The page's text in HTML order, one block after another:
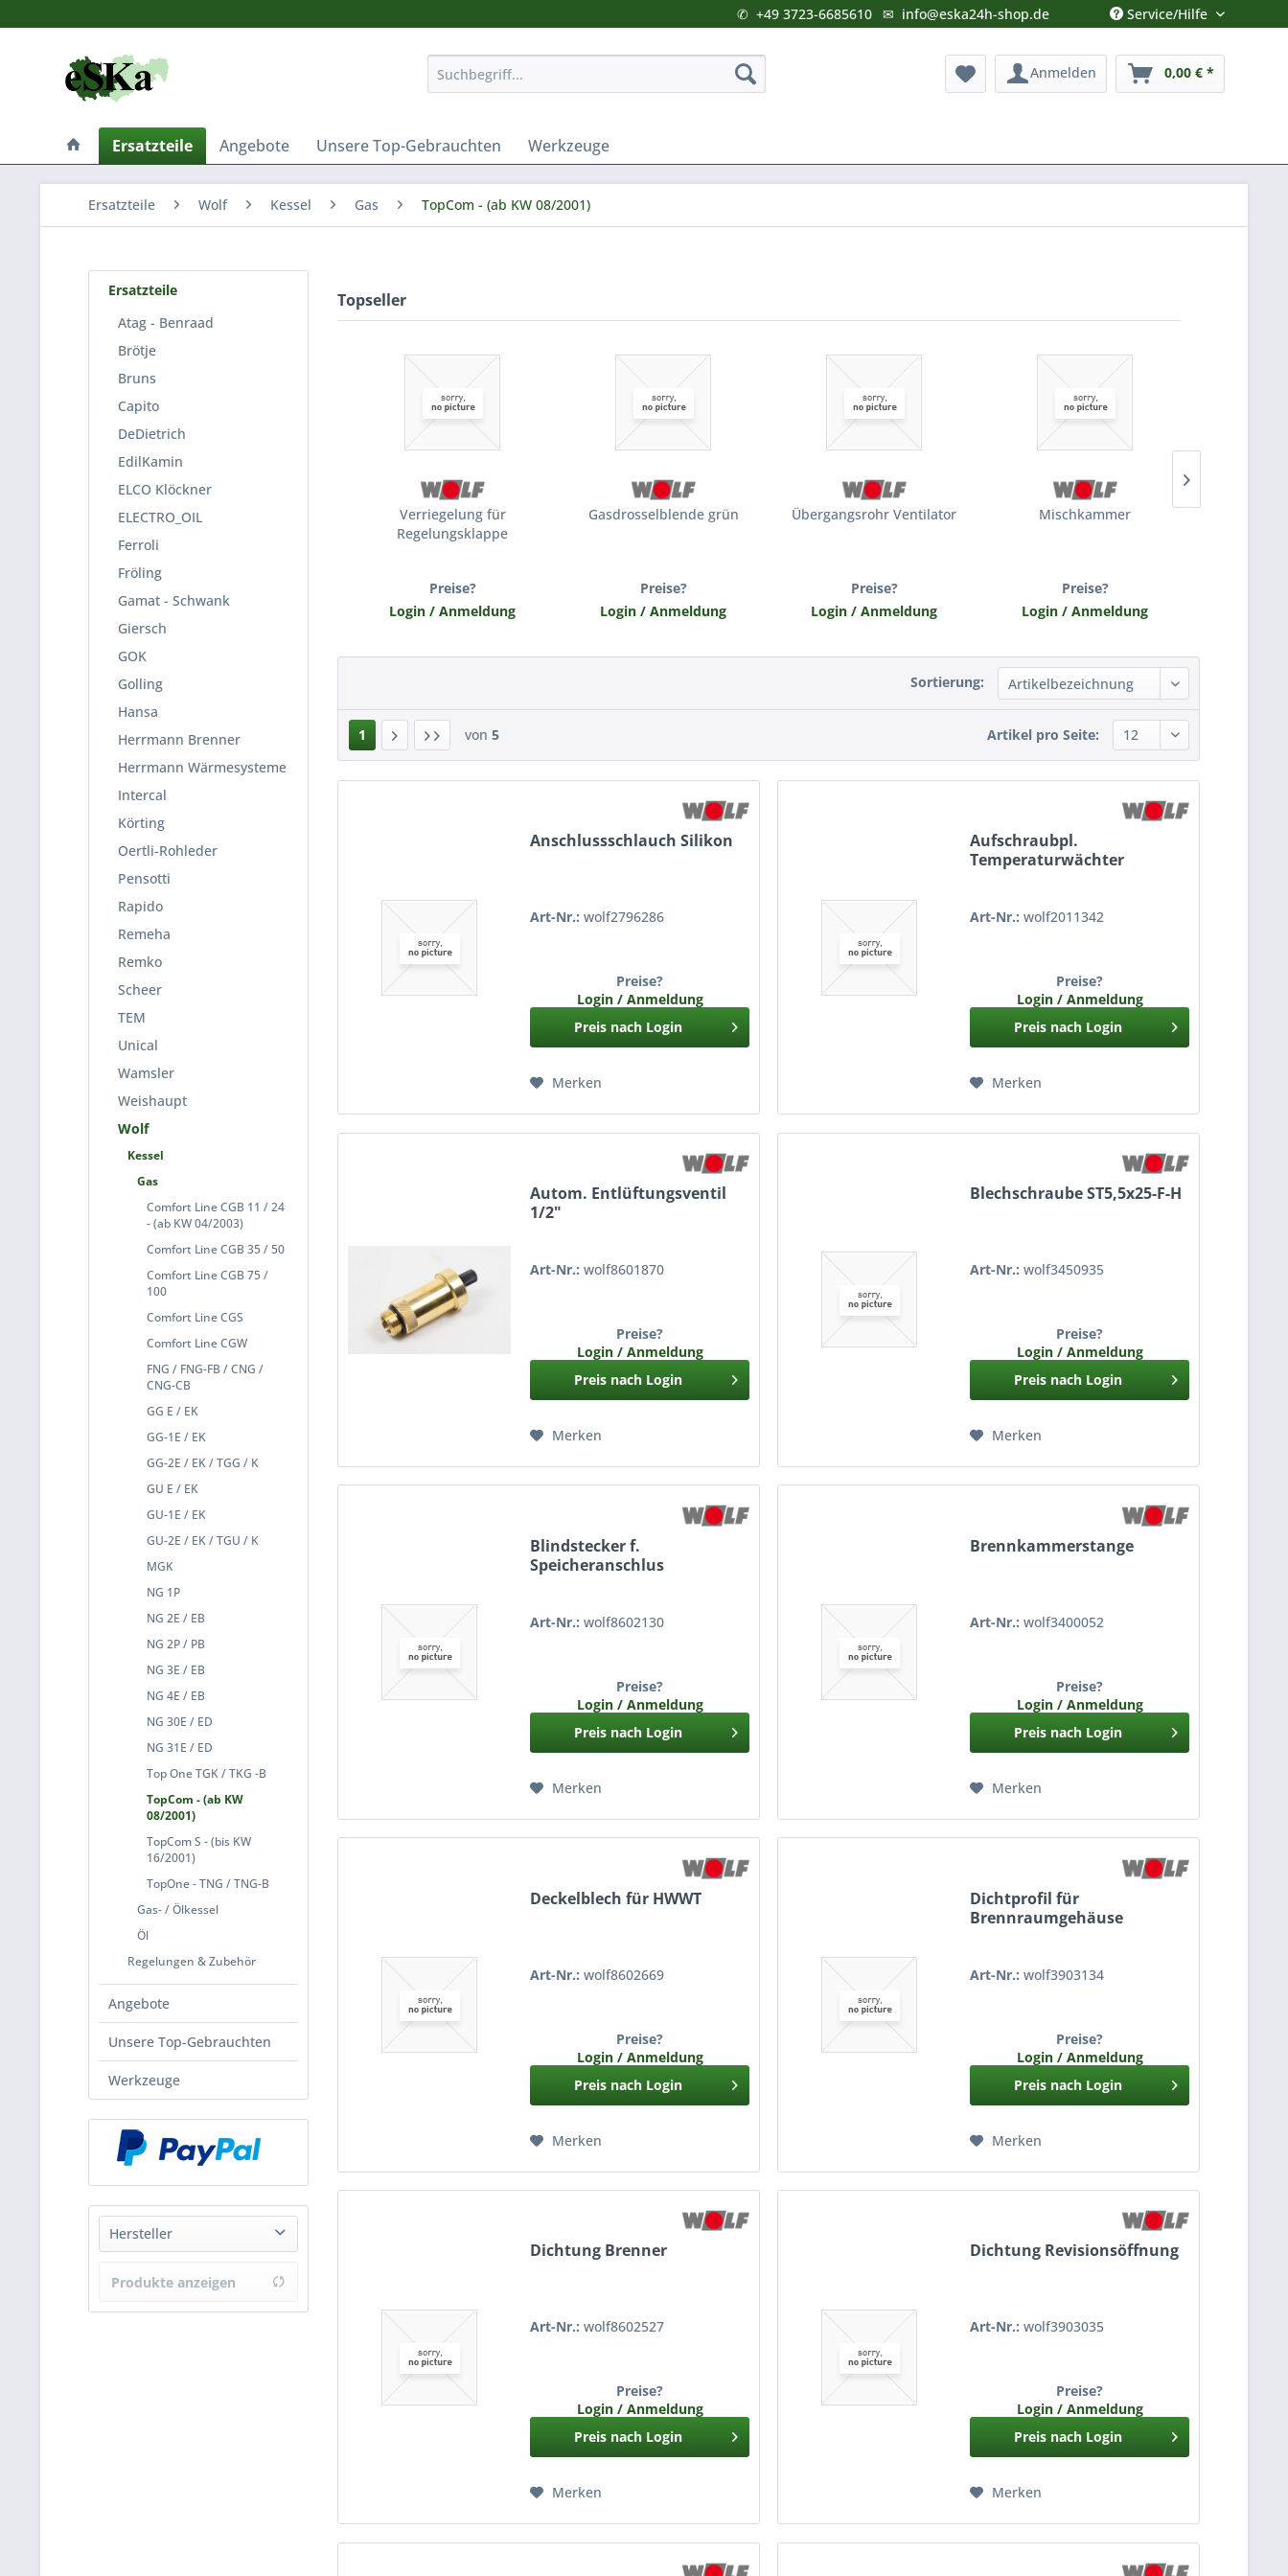
Service/Hilfe
✉ info@eska24h-shop.de
✆ +49 3723-6685610
Anmelden 0,00 € *
Ersatzteile Angebote Unsere Top-Gebrauchten Werkzeuge
Ersatzteile Wolf Kessel Gas TopCom - (ab KW 08/2001)
Ersatzteile
Atag - Benraad
Brötje
Bruns
Capito
DeDietrich
EdilKamin
ELCO Klöckner
ELECTRO_OIL
Ferroli
Fröling
Gamat - Schwank
Giersch
GOK
Golling
Hansa
Herrmann Brenner
Herrmann Wärmesysteme
Intercal
Körting
Oertli-Rohleder
Pensotti
Rapido
Remeha
Remko
Scheer
TEM
Unical
Wamsler
Weishaupt
Wolf
Kessel
Gas
Comfort Line CGB 11 / 24
- (ab KW 04/2003)
Comfort Line CGB 35 / 50
Comfort Line CGB 75 /
100
Comfort Line CGS
Comfort Line CGW
FNG / FNG-FB / CNG /
CNG-CB
GG E / EK
GG-1E / EK
GG-2E / EK / TGG / K
GU E / EK
GU-1E / EK
GU-2E / EK / TGU / K
MGK
NG 1P
NG 2E / EB
NG 2P / PB
NG 3E / EB
NG 4E / EB
NG 30E / ED
NG 31E / ED
Top One TGK / TKG -B
TopCom - (ab KW
08/2001)
TopCom S - (bis KW
16/2001)
TopOne - TNG / TNG-B
Gas- / Ölkessel
Öl
Regelungen & Zubehör
Angebote
Unsere Top-Gebrauchten
Werkzeuge
Hersteller
Wolf
Produkte anzeigen
Topseller
Verriegelung für
Regelungsklappe
Preise?
Login / Anmeldung
Gasdrosselblende grün
Preise?
Login / Anmeldung
Übergangsrohr Ventilator
Preise?
Login / Anmeldung
Mischkammer
Preise?
Login / Anmeldung
Sortierung:
1 von 5 Artikel pro Seite:
Anschlussschlauch Silikon
Art-Nr.: wolf2796286
Preise?
Login / Anmeldung
Preis nach Login
Merken
Aufschraubpl.
Temperaturwächter
Art-Nr.: wolf2011342
Preise?
Login / Anmeldung
Preis nach Login
Merken
Autom. Entlüftungsventil
1/2"
Art-Nr.: wolf8601870
Preise?
Login / Anmeldung
Preis nach Login
Merken
Blechschraube ST5,5x25-F-H
Art-Nr.: wolf3450935
Preise?
Login / Anmeldung
Preis nach Login
Merken
Blindstecker f.
Speicheranschlus
Art-Nr.: wolf8602130
Preise?
Login / Anmeldung
Preis nach Login
Merken
Brennkammerstange
Art-Nr.: wolf3400052
Preise?
Login / Anmeldung
Preis nach Login
Merken
Deckelblech für HWWT
Art-Nr.: wolf8602669
Preise?
Login / Anmeldung
Preis nach Login
Merken
Dichtprofil für
Brennraumgehäuse
Art-Nr.: wolf3903134
Preise?
Login / Anmeldung
Preis nach Login
Merken
Dichtung Brenner
Art-Nr.: wolf8602527
Preise?
Login / Anmeldung
Preis nach Login
Merken
Dichtung Revisionsöffnung
Art-Nr.: wolf3903035
Preise?
Login / Anmeldung
Preis nach Login
Merken